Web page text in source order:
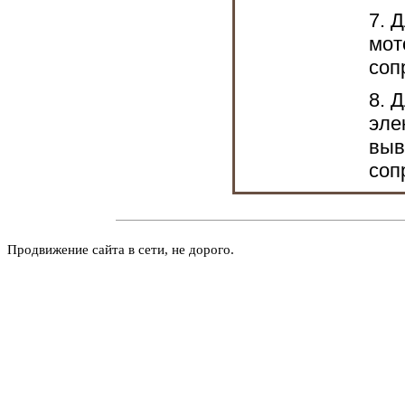
7.
8.
Продвижение сайта в сети, не дорого.